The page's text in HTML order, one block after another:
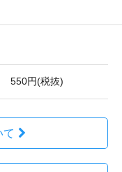
550円(税抜)
て